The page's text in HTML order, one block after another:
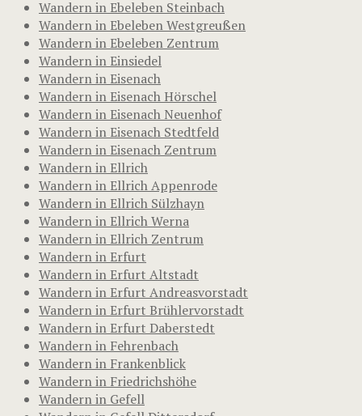
Wandern in Ebeleben Steinbach
Wandern in Ebeleben Westgreußen
Wandern in Ebeleben Zentrum
Wandern in Einsiedel
Wandern in Eisenach
Wandern in Eisenach Hörschel
Wandern in Eisenach Neuenhof
Wandern in Eisenach Stedtfeld
Wandern in Eisenach Zentrum
Wandern in Ellrich
Wandern in Ellrich Appenrode
Wandern in Ellrich Sülzhayn
Wandern in Ellrich Werna
Wandern in Ellrich Zentrum
Wandern in Erfurt
Wandern in Erfurt Altstadt
Wandern in Erfurt Andreasvorstadt
Wandern in Erfurt Brühlervorstadt
Wandern in Erfurt Daberstedt
Wandern in Fehrenbach
Wandern in Frankenblick
Wandern in Friedrichshöhe
Wandern in Gefell